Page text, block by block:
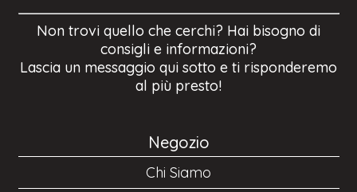
Non trovi quello che cerchi? Hai bisogno di
consigli e informazioni?
Lascia un messaggio qui sotto e ti risponderemo
al più presto!
Negozio
Chi Siamo